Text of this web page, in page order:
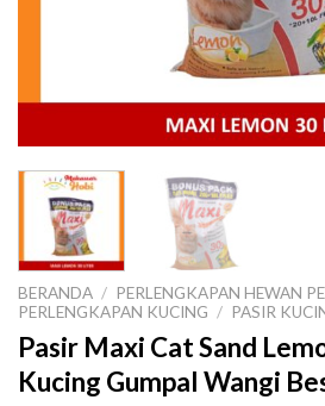
BERANDA / PERLENGKAPAN HEWAN
PERLENGKAPAN KUCING / PASIR
Pasir Maxi Cat Sand
Kucing Gumpal Wangi